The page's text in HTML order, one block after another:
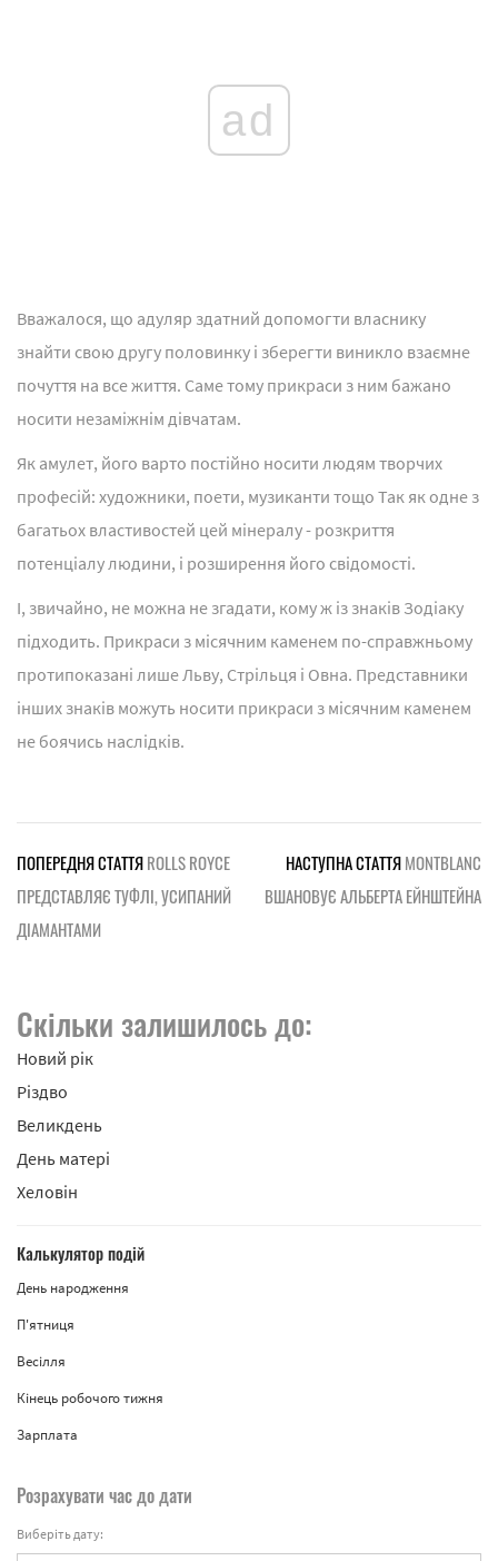
ad
Вважалося, що адуляр здатний допомогти власнику
знайти свою другу половинку і зберегти виникло взаємне
почуття на все життя. Саме тому прикраси з ним бажано
носити незаміжнім дівчатам.
Як амулет, його варто постійно носити людям творчих
професій: художники, поети, музиканти тощо Так як одне з
багатьох властивостей цей мінералу - розкриття
потенціалу людини, і розширення його свідомості.
І, звичайно, не можна не згадати, кому ж із знаків Зодіаку
підходить. Прикраси з місячним каменем по-справжньому
протипоказані лише Льву, Стрільця і Овна. Представники
інших знаків можуть носити прикраси з місячним каменем
не боячись наслідків.
ПОПЕРЕДНЯ СТАТТЯROLLS ROYCE
ПРЕДСТАВЛЯЄ ТУФЛІ, УСИПАНИЙ
ДІАМАНТАМИ
НАСТУПНА СТАТТЯMONTBLANC
ВШАНОВУЄ АЛЬБЕРТА ЕЙНШТЕЙНА
Скільки залишилось до:
Новий рік
Різдво
Великдень
День матері
Хеловін
Калькулятор подій
День народження
П'ятниця
Весілля
Кінець робочого тижня
Зарплата
Розрахувати час до дати
Виберіть дату: